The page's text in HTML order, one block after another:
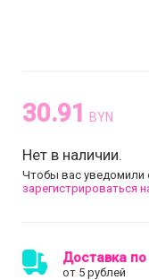
30.91 BYN
Нет в наличии.
Чтобы вас уведомили
зарегистрироваться
Доставка
от 5 рублей